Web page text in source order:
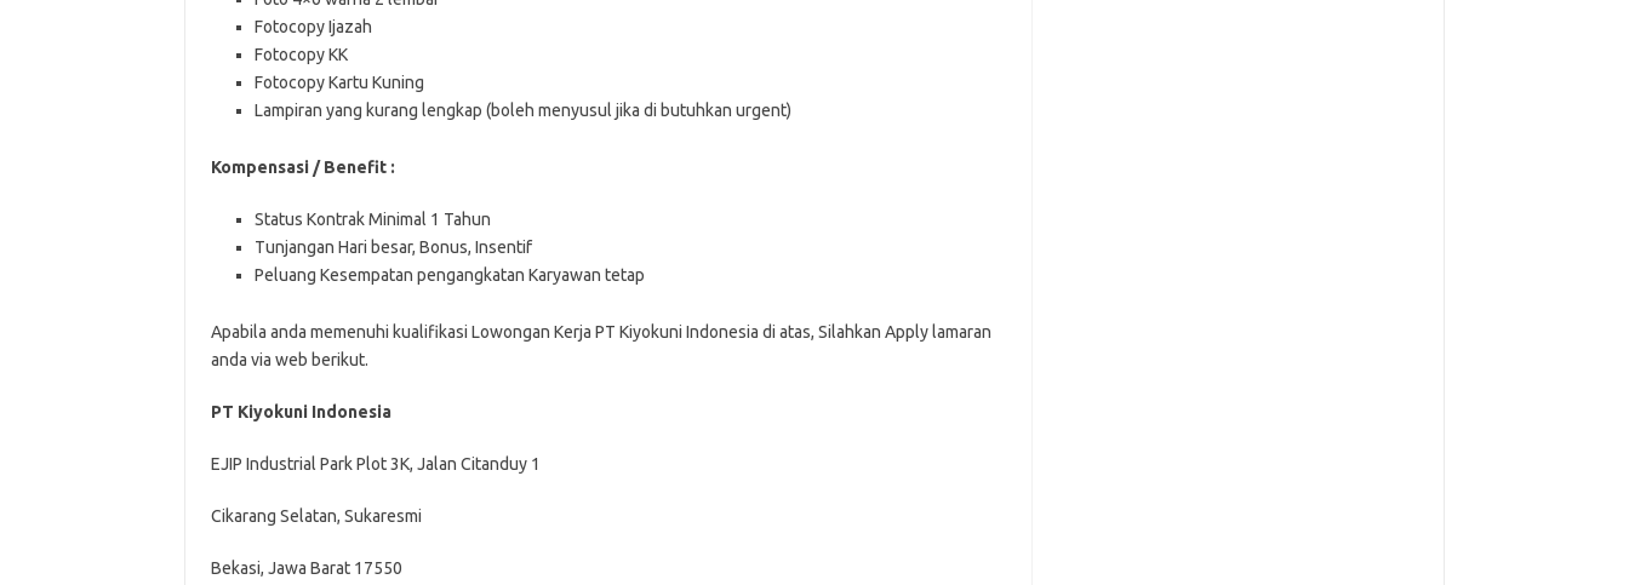
Fotocopy Ijazah
Fotocopy KK
Fotocopy Kartu Kuning
Lampiran yang kurang lengkap (boleh menyusul jika di butuhkan urgent)
Kompensasi / Benefit :
Status Kontrak Minimal 1 Tahun
Tunjangan Hari besar, Bonus, Insentif
Peluang Kesempatan pengangkatan Karyawan tetap
Apabila anda memenuhi kualifikasi Lowongan Kerja PT Kiyokuni Indonesia di atas, Silahkan Apply lamaran
anda via web berikut.
PT Kiyokuni Indonesia
EJIP Industrial Park Plot 3K, Jalan Citanduy 1
Cikarang Selatan, Sukaresmi
Bekasi, Jawa Barat 17550